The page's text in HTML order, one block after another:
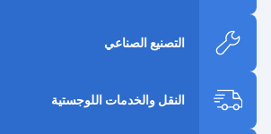
التصنيع الصناعي
النقل والخدمات اللوجستية